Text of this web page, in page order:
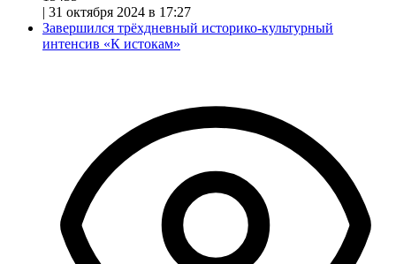
| 31 октября 2024 в 17:27
Завершился трёхдневный историко-культурный
интенсив «К истокам»